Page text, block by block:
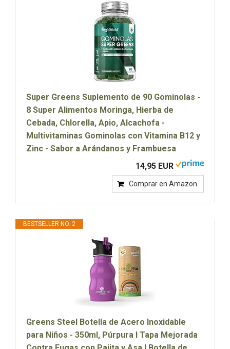
Super Greens Suplemento de 90 Gominolas -
8 Super Alimentos Moringa, Hierba de
Cebada, Chlorella, Apio, Alcachofa -
Multivitaminas Gominolas con Vitamina B12 y
Zinc - Sabor a Arándanos y Frambuesa
14,95 EUR
Comprar en Amazon
BESTSELLER NO. 2
Greens Steel Botella de Acero Inoxidable
para Niños - 350ml, Púrpura I Tapa Mejorada